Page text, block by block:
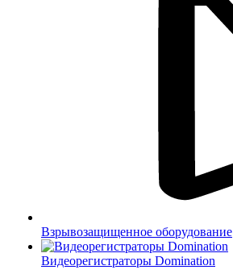
Взрывозащищенное оборудование
Видеорегистраторы Domination